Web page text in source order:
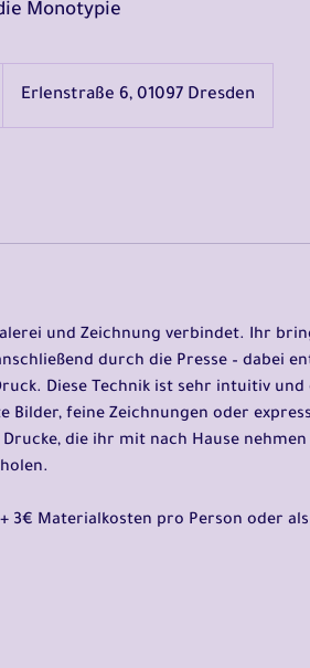
Monotypie
Erlenstraße 6, 01097 Dresden
und Zeichnung verbindet. Ihr
durch die Presse – dabei
Diese Technik ist sehr intuitiv
Bilder, feine Zeichnungen oder
die ihr mit nach Hause
3€ Materialkosten pro Person oder